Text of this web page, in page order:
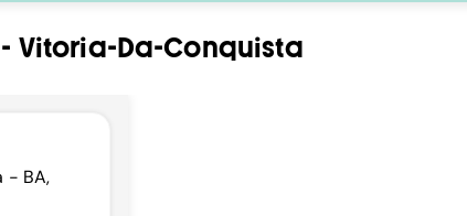
- Vitoria-Da-Conquista
- BA,